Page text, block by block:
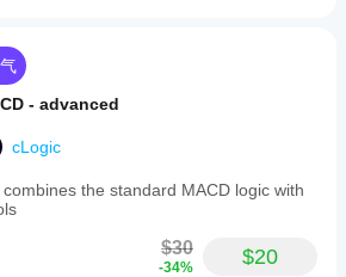
MACD - advanced
cLogic
the standard MACD logic with
$30
-34% $20